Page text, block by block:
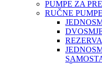
PUMPE ZA
RUČNE PUMPE